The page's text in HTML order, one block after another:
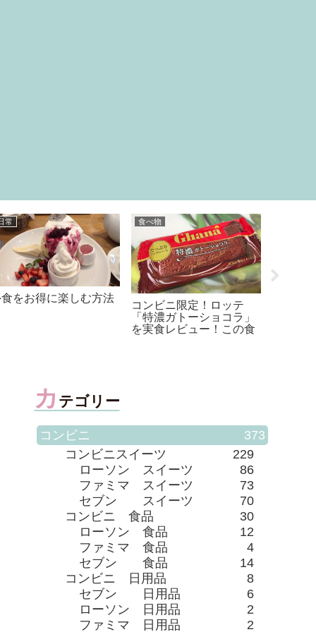
理
のお稲荷さん
グッズ
「ダイソー」のミニ加湿
器、お値段以上にもほど
がある!
カ テゴリー
コンビニ
373
コンビニスイーツ
229
ローソン スイーツ
86
ファミマ スイーツ
73
セブン スイーツ
70
コンビニ 食品
30
ローソン 食品
12
ファミマ 食品
4
セブン 食品
14
コンビニ 日用品
8
セブン 日用品
6
ローソン 日用品
2
ファミマ 日用品
2